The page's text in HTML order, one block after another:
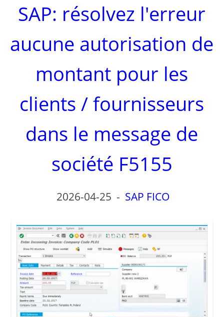
SAP: résolvez l'erreur
aucune autorisation de
montant pour les
clients / fournisseurs
dans le message de
société F5155
2026-04-25 - SAP FICO